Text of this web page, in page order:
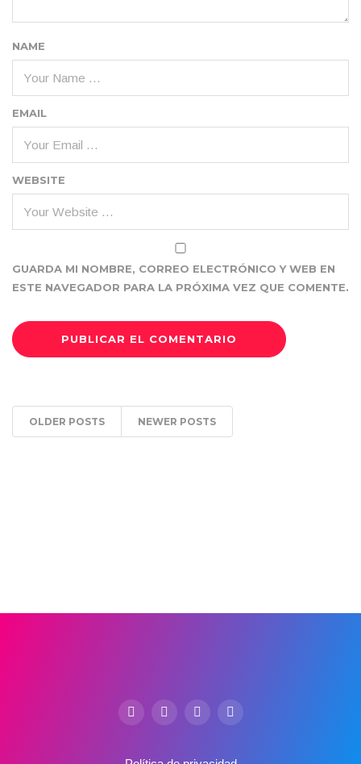
NAME
EMAIL
WEBSITE
GUARDA MI NOMBRE, CORREO ELECTRÓNICO Y WEB EN
ESTE NAVEGADOR PARA LA PRÓXIMA VEZ QUE COMENTE.
OLDER POSTS NEWER POSTS